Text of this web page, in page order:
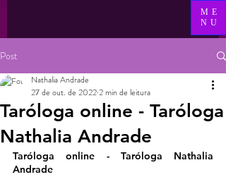
ME
NU
Post
Taróloga online - Taróloga
Nathalia Andrade
Nathalia Andrade
27 de out. de 20222 min de leitura
Taróloga online - Taróloga Nathalia
Andrade